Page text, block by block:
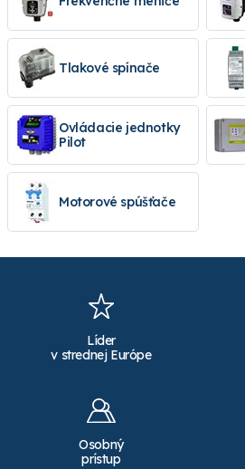
Tlakové spínače
Ovládacie jednotky
Pilot
Motorové spúšťače
Líder
v strednej Európe
Osobný
prístup